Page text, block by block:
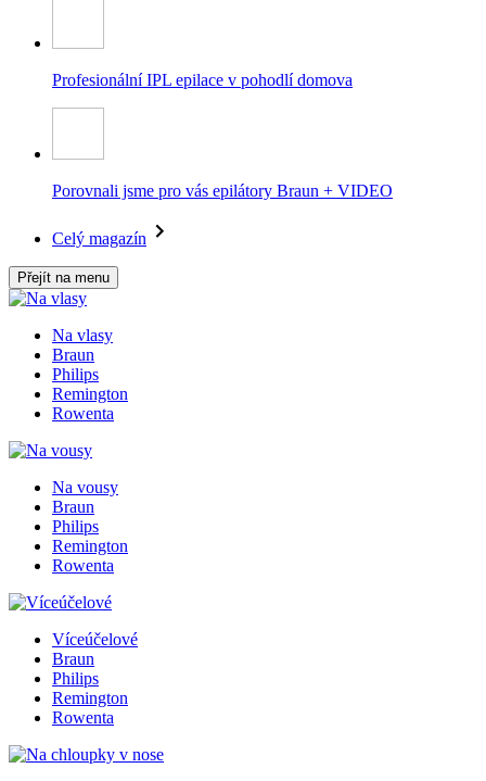
Profesionální IPL epilace v pohodlí domova
Porovnali jsme pro vás epilátory Braun + VIDEO
Celý magazín
Přejít na menu
Na vlasy
Braun
Philips
Remington
Rowenta
Na vousy
Braun
Philips
Remington
Rowenta
Víceúčelové
Braun
Philips
Remington
Rowenta